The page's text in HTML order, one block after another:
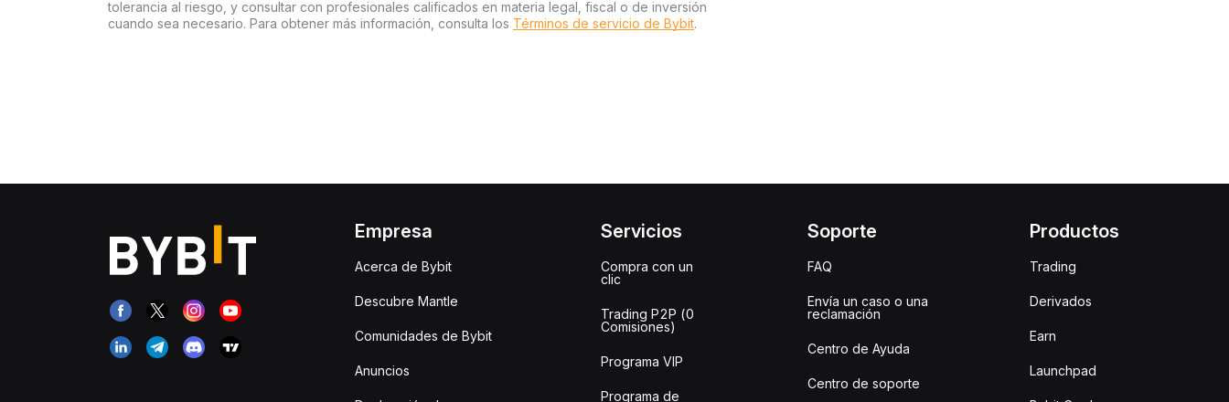
tolerancia al riesgo, y consultar con profesionales calificados en materia legal, fiscal o de inversión
cuando sea necesario. Para obtener más información, consulta los Términos de servicio de Bybit.
Empresa
Acerca de Bybit
Descubre Mantle
Comunidades de Bybit
Anuncios
Servicios
Compra con un
clic
Trading P2P (0
Comisiones)
Programa VIP
Programa de
Soporte
FAQ
Envía un caso o una
reclamación
Centro de Ayuda
Centro de soporte
Productos
Trading
Derivados
Earn
Launchpad